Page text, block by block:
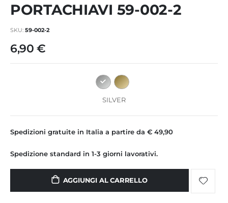
all'inizio
della
galleria
immagini
PORTACHIAVI 59-002-2
SKU 59-002-2
6,90 €
SILVER
Spedizioni gratuite in Italia a partire da € 49,90
Spedizione standard in 1-3 giorni lavorativi.
AGGIUNGI AL CARRELLO